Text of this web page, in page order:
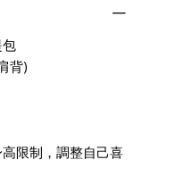
背)
限制，調整自己喜